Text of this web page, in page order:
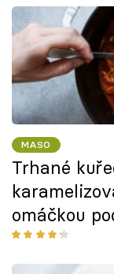
MASO
Trhané
omáčkou